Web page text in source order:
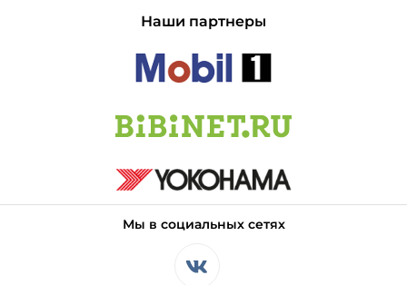
Наши партнеры
Мы в социальных сетях